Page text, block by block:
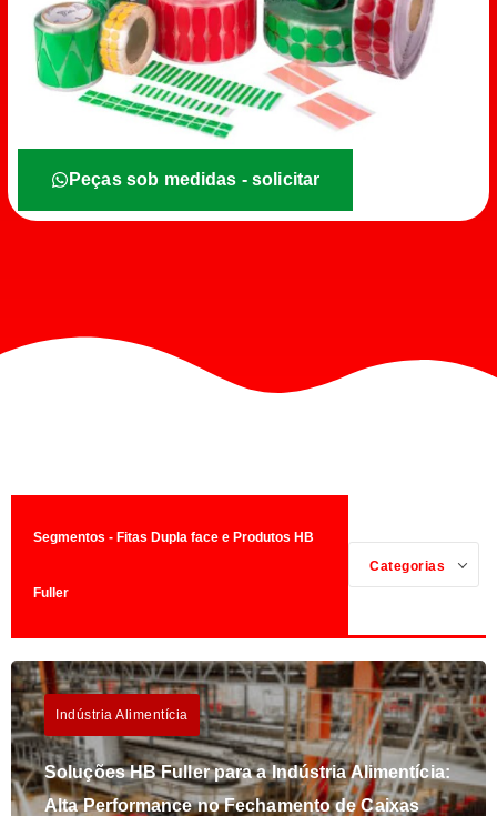
Peças sob medidas - solicitar
Segmentos - Fitas Dupla face e Produtos HB
Fuller
Categorias
Indústria Alimentícia
Soluções HB Fuller para a Indústria Alimentícia:
Alta Performance no Fechamento de Caixas